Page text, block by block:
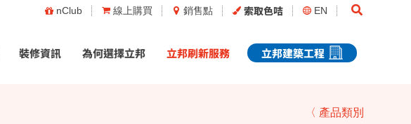
nClub 線上購買 銷售點 索取色咭 EN Search
裝修資訊 為何選擇立邦 立邦刷新服務 立邦建築工程
〈 產品類別